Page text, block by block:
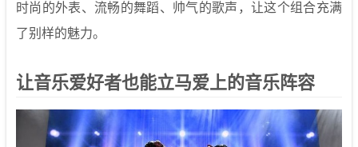
时尚的外表、流畅的舞蹈、帅气的歌声，让这个组合充满
了别样的魅力。
让音乐爱好者也能立马爱上的音乐阵容